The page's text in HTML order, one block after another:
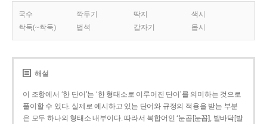
국수 깍두기 딱지
색시
싹둑(~싹둑)
법석 갑자기 몹시
해설
이 조항에서 ‘한 단어’는 ‘한 형태소로 이루어진 단어’를 의미하는 것으로
풀이할 수 있다. 실제로 예시하고 있는 단어와 규정의 적용을 받는 부분
은 모두 하나의 형태소 내부이다. 따라서 복합어인 ‘눈곱[눈꼽], 발바닥[발